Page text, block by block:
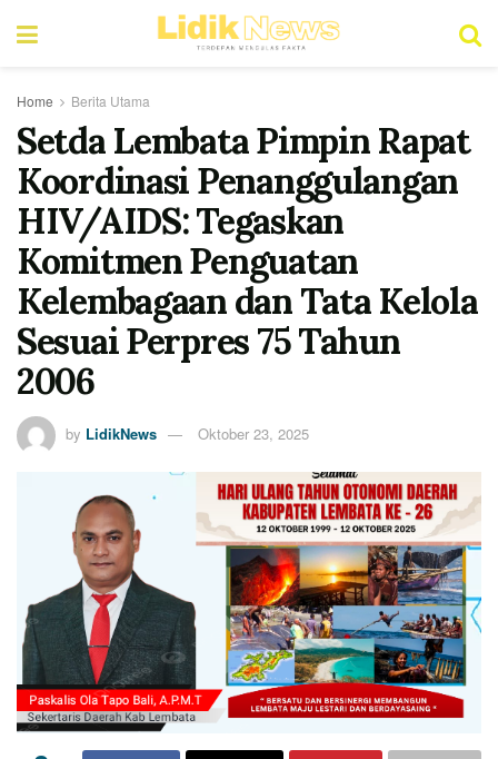
Home Berita Utama
Setda Lembata Pimpin Rapat
Koordinasi Penanggulangan
HIV/AIDS: Tegaskan
Komitmen Penguatan
Kelembagaan dan Tata Kelola
Sesuai Perpres 75 Tahun
2006
by LidikNews Oktober 23, 2025